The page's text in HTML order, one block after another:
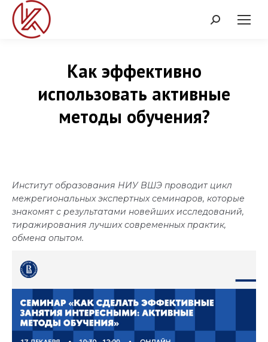
Поиск:
Как эффективно
использовать активные
методы обучения?
Институт образования НИУ ВШЭ проводит цикл
межрегиональных экспертных семинаров, которые
знакомят с результатами новейших исследований,
тиражирования лучших современных практик,
обмена опытом.